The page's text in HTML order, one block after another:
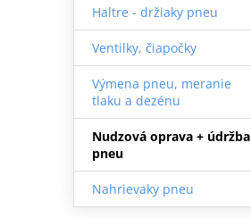
Haltre - držiaky pneu
Ventilky, čiapočky
Výmena pneu, meranie
tlaku a dezénu
Nudzová oprava + údržba
pneu
Nahrievaky pneu